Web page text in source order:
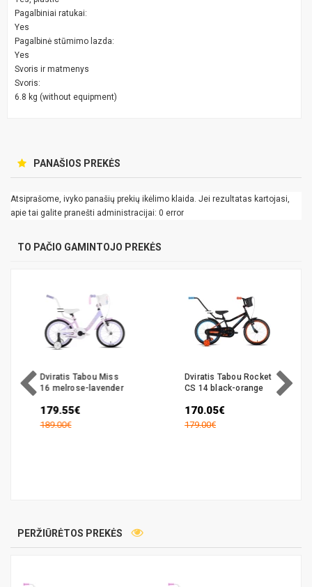
Pagalbiniai ratukai:
Yes
Pagalbinė stūmimo lazda:
Yes
Svoris ir matmenys
Svoris:
6.8 kg (without equipment)
PANAŠIOS PREKĖS
Atsiprašome, ivyko panašių prekių ikėlimo klaida. Jei rezultatas kartojasi,
apie tai galite pranešti administracijai: 0 error
TO PAČIO GAMINTOJO PREKĖS
Dviratis Tabou Miss
16 melrose-lavender
179.55€
189.00€
Dviratis Tabou Rocket
CS 14 black-orange
170.05€
179.00€
PERŽIŪRĖTOS PREKĖS